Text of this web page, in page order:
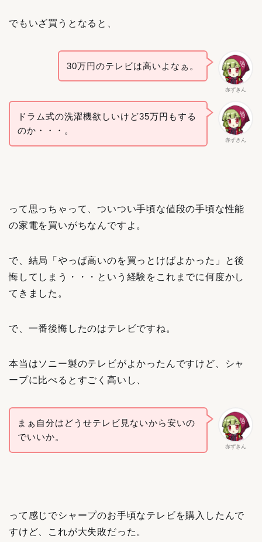
でもいざ買うとなると、
赤ずきん
30万円のテレビは高いよなぁ。
赤ずきん
ドラム式の洗濯機欲しいけど35万円もする
のか・・・。
って思っちゃって、ついつい手頃な値段の手頃な性能
の家電を買いがちなんですよ。
で、結局「やっぱ高いのを買っとけばよかった」と後
悔してしまう・・・という経験をこれまでに何度かし
てきました。
で、一番後悔したのはテレビですね。
本当はソニー製のテレビがよかったんですけど、シャ
ープに比べるとすごく高いし、
赤ずきん
まぁ自分はどうせテレビ見ないから安いの
でいいか。
って感じでシャープのお手頃なテレビを購入したんで
すけど、これが大失敗だった。